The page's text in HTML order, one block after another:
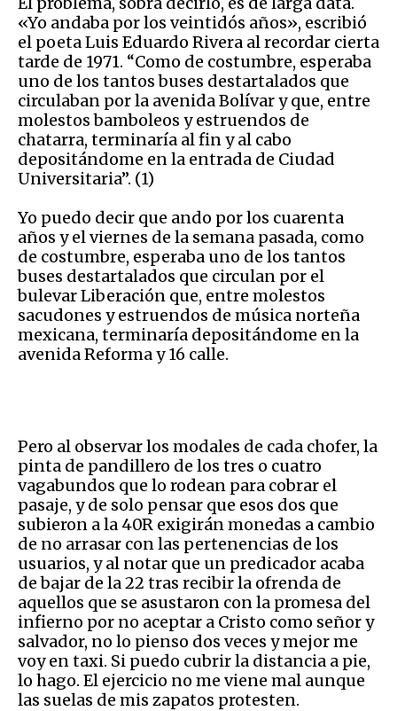
«Yo andaba por los veintidós años», escribió
el poeta Luis Eduardo Rivera al recordar cierta
tarde de 1971. “Como de costumbre, esperaba
uno de los tantos buses destartalados que
circulaban por la avenida Bolívar y que, entre
molestos bamboleos y estruendos de
chatarra, terminaría al fin y al cabo
depositándome en la entrada de Ciudad
Universitaria”. (1)
Yo puedo decir que ando por los cuarenta
años y el viernes de la semana pasada, como
de costumbre, esperaba uno de los tantos
buses destartalados que circulan por el
bulevar Liberación que, entre molestos
sacudones y estruendos de música norteña
mexicana, terminaría depositándome en la
avenida Reforma y 16 calle.
Pero al observar los modales de cada chofer, la
pinta de pandillero de los tres o cuatro
vagabundos que lo rodean para cobrar el
pasaje, y de solo pensar que esos dos que
subieron a la 40R exigirán monedas a cambio
de no arrasar con las pertenencias de los
usuarios, y al notar que un predicador acaba
de bajar de la 22 tras recibir la ofrenda de
aquellos que se asustaron con la promesa del
infierno por no aceptar a Cristo como señor y
salvador, no lo pienso dos veces y mejor me
voy en taxi. Si puedo cubrir la distancia a pie,
lo hago. El ejercicio no me viene mal aunque
las suelas de mis zapatos protesten.